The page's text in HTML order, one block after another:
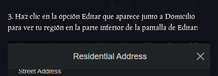
3. Haz clic en la opción Editar que aparece junto a Domicilio
para ver tu región en la parte inferior de la pantalla de Editar: